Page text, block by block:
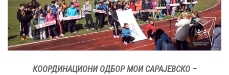
КООРДИНАЦИОНИ ОДБОР МОИ САРАЈЕВСКО –